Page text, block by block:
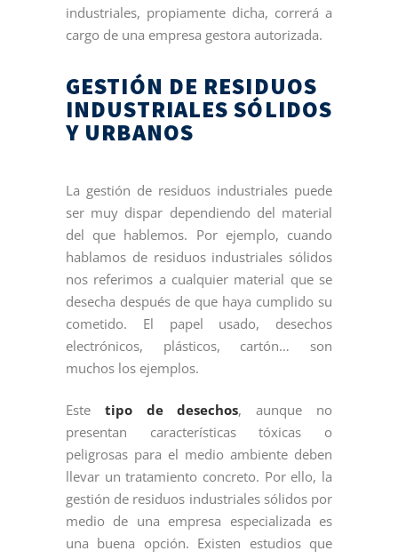
industriales, propiamente dicha, correrá a
cargo de una empresa gestora autorizada.
GESTIÓN DE RESIDUOS
INDUSTRIALES SÓLIDOS
Y URBANOS
La gestión de residuos industriales puede
ser muy dispar dependiendo del material
del que hablemos. Por ejemplo, cuando
hablamos de residuos industriales sólidos
nos referimos a cualquier material que se
desecha después de que haya cumplido su
cometido. El papel usado, desechos
electrónicos, plásticos, cartón… son
muchos los ejemplos.
Este tipo de desechos, aunque no
presentan características tóxicas o
peligrosas para el medio ambiente deben
llevar un tratamiento concreto. Por ello, la
gestión de residuos industriales sólidos por
medio de una empresa especializada es
una buena opción. Existen estudios que